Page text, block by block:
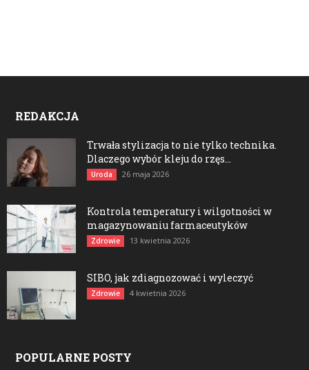
REDAKCJA
Trwała stylizacja to nie tylko technika.
Dlaczego wybór kleju do rzęs...
Uroda 26 maja 2026
Kontrola temperatury i wilgotności w
magazynowaniu farmaceutyków
Zdrowie 13 kwietnia 2026
SIBO, jak zdiagnozować i wyleczyć
Zdrowie 4 kwietnia 2026
POPULARNE POSTY